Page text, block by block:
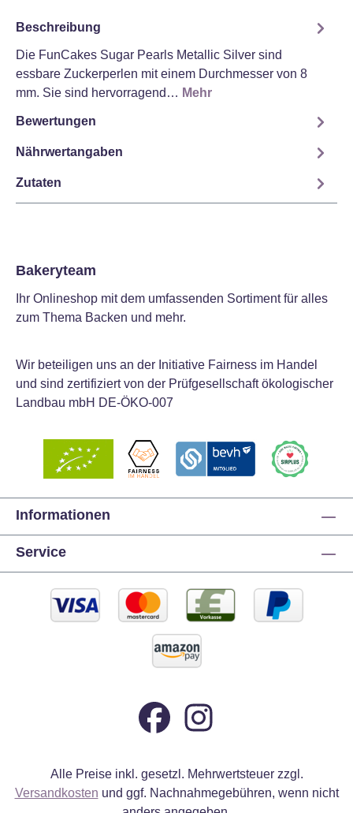
Beschreibung
Die FunCakes Sugar Pearls Metallic Silver sind
essbare Zuckerperlen mit einem Durchmesser von 8
mm. Sie sind hervorragend… Mehr
Bewertungen
Nährwertangaben
Zutaten
Bakeryteam
Ihr Onlineshop mit dem umfassenden Sortiment für alles
zum Thema Backen und mehr.
Wir beteiligen uns an der Initiative Fairness im Handel
und sind zertifiziert von der Prüfgesellschaft ökologischer
Landbau mbH DE-ÖKO-007
Informationen
Service
Alle Preise inkl. gesetzl. Mehrwertsteuer zzgl.
Versandkosten und ggf. Nachnahmegebühren, wenn nicht